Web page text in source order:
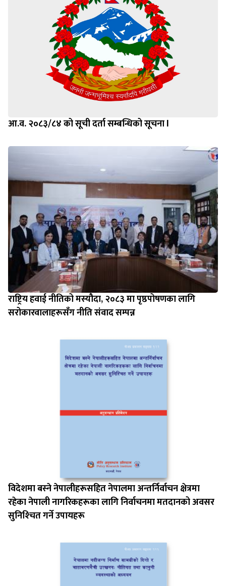
आ.व. २०८३/८४ को सूची दर्ता सम्बन्धिको सूचना l
राष्ट्रिय हवाई नीतिको मस्यौदा, २०८३ मा पृष्ठपोषणका लागि
सरोकारवालाहरूसँग नीति संवाद सम्पन्न
विदेशमा बस्‍ने नेपालीहरूसहित नेपालमा अन्तर्निर्वाचन क्षेत्रमा
रहेका नेपाली नागरिकहरूका लागि निर्वाचनमा मतदानको अवसर
सुनिश्‍चित गर्ने उपायहरू